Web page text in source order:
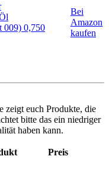
009) 0,750
Bei
Amazon
kaufen
zeigt euch Produkte, die
bitte das ein niedriger
haben kann.
Preis